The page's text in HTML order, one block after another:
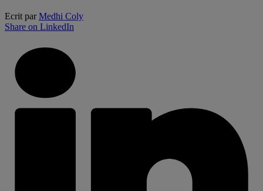
Ecrit parMedhi Coly
Share on LinkedIn